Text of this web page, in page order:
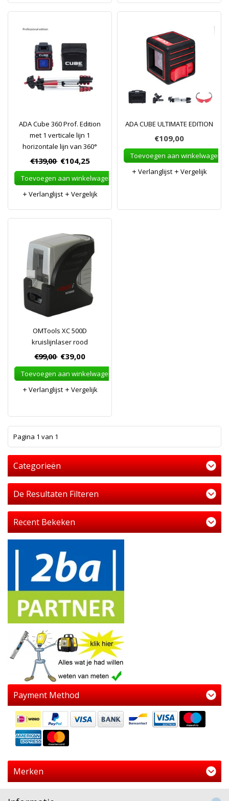
ADA Cube 360 Prof. Edition
met 1 verticale lijn 1
horizontale lijn van 360°
€139,00 €104,25
Toevoegen aan winkelwagen
Verlanglijst
Vergelijk
ADA CUBE ULTIMATE EDITION
€109,00
Toevoegen aan winkelwagen
Verlanglijst
Vergelijk
OMTools XC 500D
kruislijnlaser rood
€99,00 €39,00
Toevoegen aan winkelwagen
Verlanglijst
Vergelijk
Pagina 1 van 1
Categorieën
De Resultaten Filteren
Recent Bekeken
Payment Method
Merken